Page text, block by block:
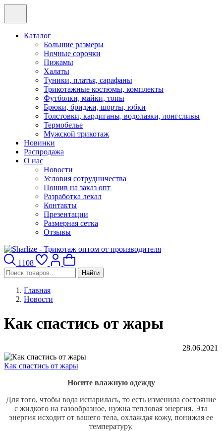
Каталог
Большие размеры
Ночные сорочки
Пижамы
Халаты
Туники, платья, сарафаны
Трикотажные костюмы, комплекты
Футболки, майки, топы
Брюки, бриджи, шорты, юбки
Толстовки, кардиганы, водолазки, лонгсливы
Термобелье
Мужской трикотаж
Новинки
Распродажа
О нас
Новости
Условия сотрудничества
Пошив на заказ опт
Разработка лекал
Контакты
Презентации
Размерная сетка
Отзывы
1108
Найти
Главная
Новости
Как спастись от жары
28.06.2021
Как спастись от жары
Носите влажную одежду
Для того, чтобы вода испарилась, то есть изменила состояние
с жидкого на газообразное, нужна тепловая энергия. Эта
энергия исходит от вашего тела, охлаждая кожу, понижая ее
температуру.